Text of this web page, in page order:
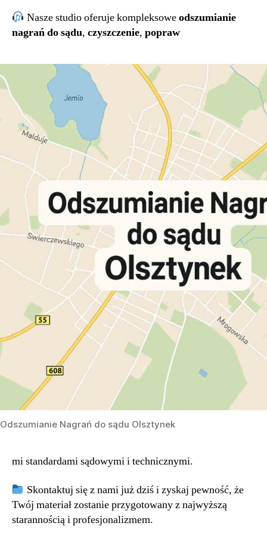
Nasze studio oferuje kompleksoweodszumianie
nagrań do sądu, czyszczenie, popraw
Odszumianie Nagrań do sądu Olsztynek
mi standardami sądowymi i technicznymi.
Skontaktuj się z nami już dziś i zyskaj pewność, że
Twój materiał zostanie przygotowany z najwyższą
starannością i profesjonalizmem.